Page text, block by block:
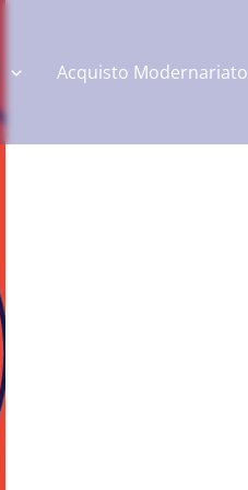
Acquisto Modernariato